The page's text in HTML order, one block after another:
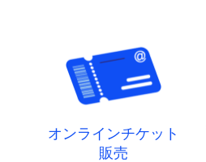
オンラインチケット
販売